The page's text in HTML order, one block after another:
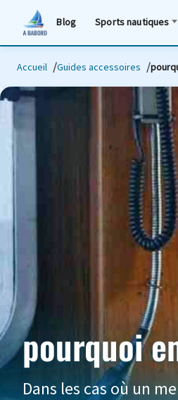
Blog Sports nautiques
Accueil Guides accessoires
pourquoi
Dans les cas où un